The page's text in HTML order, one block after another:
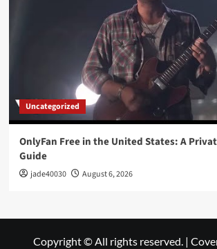
Uncategorized
OnlyFan Free in the United States: A
Guide
jade40030 August 6, 2026
Copyright © All rights reserved. |